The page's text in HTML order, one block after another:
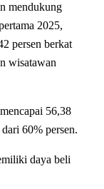
mendukung
2025,
persen berkat
wisatawan
56,38
60% persen.
daya beli